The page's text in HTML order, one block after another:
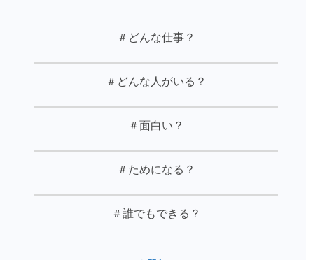
＃どんな仕事？
＃どんな人がいる？
＃面白い？
＃ためになる？
＃誰でもできる？